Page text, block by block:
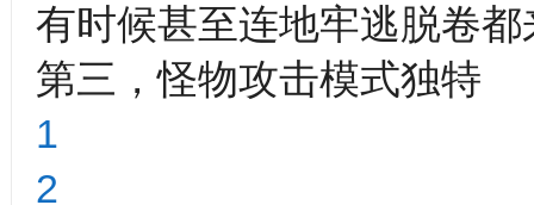
有时候甚至连地牢逃脱卷
第三，怪物攻击模式独特
1
2